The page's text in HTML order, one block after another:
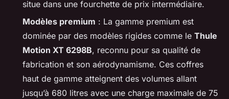
situe dans une fourchette de prix intermédiaire.
Modèles premium : La gamme premium est
dominée par des modèles rigides comme le Thule
Motion XT 6298B, reconnu pour sa qualité de
fabrication et son aérodynamisme. Ces coffres
haut de gamme atteignent des volumes allant
jusqu’à 680 litres avec une charge maximale de 75